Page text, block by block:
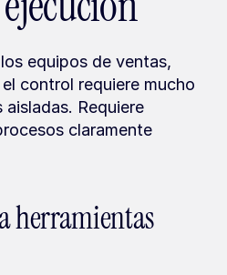
equipos de ventas,
control requiere mucho
aisladas. Requiere
claramente
herramientas